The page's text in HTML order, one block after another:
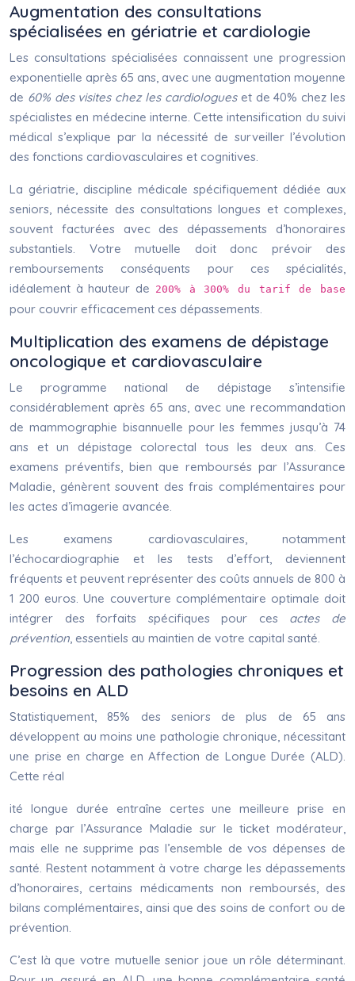
Augmentation des consultations
spécialisées en gériatrie et cardiologie
Les consultations spécialisées connaissent une progression
exponentielle après 65 ans, avec une augmentation moyenne
de 60% des visites chez les cardiologueset de 40% chez les
spécialistes en médecine interne. Cette intensification du suivi
médical s’explique par la nécessité de surveiller l’évolution
des fonctions cardiovasculaires et cognitives.
La gériatrie, discipline médicale spécifiquement dédiée aux
seniors, nécessite des consultations longues et complexes,
souvent facturées avec des dépassements d’honoraires
substantiels. Votre mutuelle doit donc prévoir des
remboursements conséquents pour ces spécialités,
idéalement à hauteur de 200% à 300% du tarif de base
pour couvrir efficacement ces dépassements.
Multiplication des examens de dépistage
oncologique et cardiovasculaire
Le programme national de dépistage s’intensifie
considérablement après 65 ans, avec une recommandation
de mammographie bisannuelle pour les femmes jusqu’à 74
ans et un dépistage colorectal tous les deux ans. Ces
examens préventifs, bien que remboursés par l’Assurance
Maladie, génèrent souvent des frais complémentaires pour
les actes d’imagerie avancée.
Les examens cardiovasculaires, notamment
l’échocardiographie et les tests d’effort, deviennent
fréquents et peuvent représenter des coûts annuels de 800 à
1 200 euros. Une couverture complémentaire optimale doit
intégrer des forfaits spécifiques pour ces actes de
prévention, essentiels au maintien de votre capital santé.
Progression des pathologies chroniques et
besoins en ALD
Statistiquement, 85% des seniors de plus de 65 ans
développent au moins une pathologie chronique, nécessitant
une prise en charge en Affection de Longue Durée (ALD).
Cette réal
ité longue durée entraîne certes une meilleure prise en
charge par l’Assurance Maladie sur le ticket modérateur,
mais elle ne supprime pas l’ensemble de vos dépenses de
santé. Restent notamment à votre charge les dépassements
d’honoraires, certains médicaments non remboursés, des
bilans complémentaires, ainsi que des soins de confort ou de
prévention.
C’est là que votre mutuelle senior joue un rôle déterminant.